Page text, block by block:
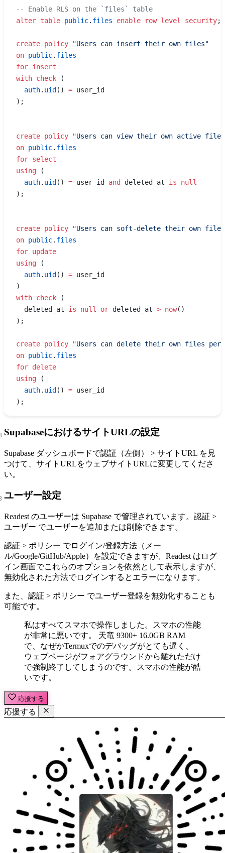
-- Enable RLS on the `files` table
alter table public. files enable row level security;
create policy "Users can insert their own files"
on public. files
for insert
with check (
  auth
. uid () = user_id
);
create policy "Users can view their own active
on public. files
for select
using (
  auth
. uid () = user_id and deleted_at is null
);
create policy "Users can soft-delete their own
on public. files
for update
using (
  auth
. uid () = user_id
)
with check (
  deleted_at
is null or deleted_at > now()
);
create policy "Users can delete their own files
on public. files
for delete
using (
  auth
. uid () = user_id
);
SupabaseにおけるサイトURLの設定
Supabase ダッシュボードで認証（左側） > サイトURL を見
つけて、サイトURLをウェブサイトURLに変更してくださ
い。
ユーザー設定
Readest のユーザーは Supabase で管理されています。認証 >
ユーザー でユーザーを追加または削除できます。
認証 > ポリシー でログイン/登録方法（メー
ル/Google/GitHub/Apple）を設定できますが、Readest はログ
イン画面でこれらのオプションを依然として表示しますが、
無効化された方法でログインするとエラーになります。
また、認証 > ポリシー でユーザー登録を無効化することも
可能です。
私はすべてスマホで操作しました。スマホの性能
が非常に悪いです。 天竜 9300+ 16.0GB RAM
で、なぜかTermuxでのデバッグがとても遅く、
ウェブページがフォアグラウンドから離れただけ
で強制終了してしまうのです。スマホの性能が酷
いです。
応援する
応援する